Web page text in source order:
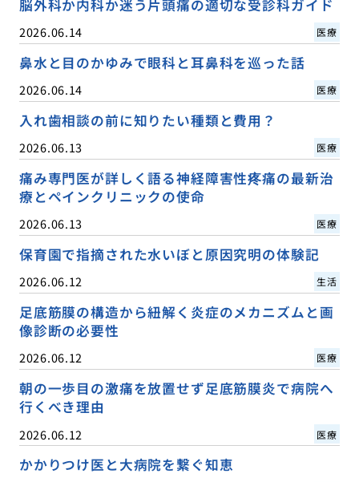
脳外科か内科か迷う片頭痛の適切な受診科ガイド
2026.06.14 医療
鼻水と目のかゆみで眼科と耳鼻科を巡った話
2026.06.14 医療
入れ歯相談の前に知りたい種類と費用？
2026.06.13 医療
痛み専門医が詳しく語る神経障害性疼痛の最新治
療とペインクリニックの使命
2026.06.13 医療
保育園で指摘された水いぼと原因究明の体験記
2026.06.12 生活
足底筋膜の構造から紐解く炎症のメカニズムと画
像診断の必要性
2026.06.12 医療
朝の一歩目の激痛を放置せず足底筋膜炎で病院へ
行くべき理由
2026.06.12 医療
かかりつけ医と大病院を繋ぐ知恵